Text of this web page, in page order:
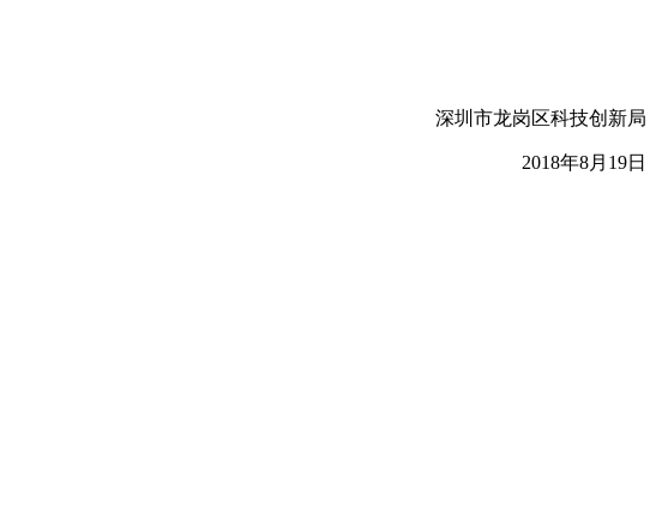
深圳市龙岗区科技创新局
2018年8月19日